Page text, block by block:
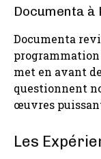
Documenta à
Documenta
programmation
met en avant
questionnent
œuvres
Les